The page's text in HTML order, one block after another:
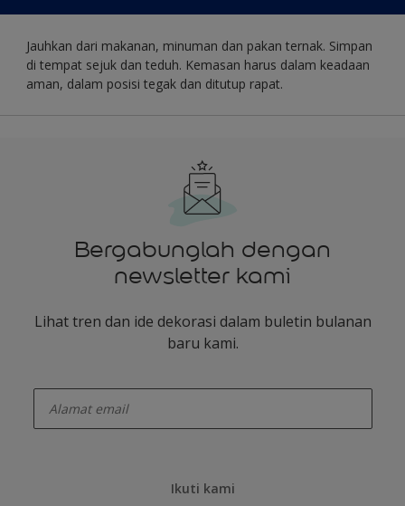
Jauhkan dari makanan, minuman dan pakan ternak. Simpan
di tempat sejuk dan teduh. Kemasan harus dalam keadaan
aman, dalam posisi tegak dan ditutup rapat.
Bergabunglah dengan
newsletter kami
Lihat tren dan ide dekorasi dalam buletin bulanan
baru kami.
Ikuti kami